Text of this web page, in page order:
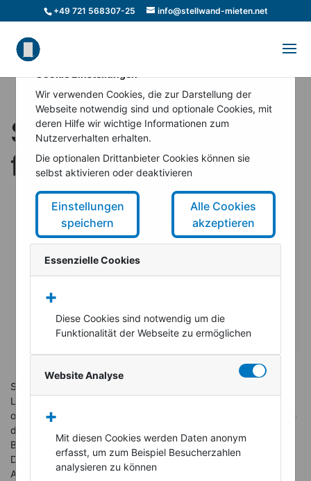
Wir verwenden Cookies, die zur Darstellung der
Webseite notwendig sind und optionale Cookies, mit
deren Hilfe wir wichtige Informationen zum
Nutzerverhalten erhalten.
Die optionalen Drittanbieter Cookies können sie
selbst aktivieren oder deaktivieren
Einstellungen
speichern
Alle Cookies
akzeptieren
Essenzielle Cookies
+
Diese Cookies sind notwendig um die
Funktionalität der Webseite zu ermöglichen
Website Analyse
+
Mit diesen Cookies werden Daten anonym
erfasst, um zum Beispiel Besucherzahlen
analysieren zu können
+49 721 568307-25 info@stellwand-mieten.net
Stellwände mieten –
flexibel bleiben!
Stellwände mieten ist dann sinnvoll, wenn Sie über wenig
Lagerraum verfügen, nur gelegentlich Ausstellungen
organisieren oder wenn einmalig Präsentationen oder Seminare
durchgeführt werden. Unsere Stellwände können Sie mieten.
Bleiben Sie flexibel und nutzen Sie den Lagerplatz für andere
Dinge. Lieferung der Stellwände zur Miete sowie Auf- und
Abbau vereinbaren Sie mit uns bei Bestellung.